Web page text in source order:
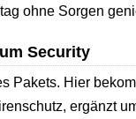
ohne Sorgen
Security
Pakets. Hier
ergänzt